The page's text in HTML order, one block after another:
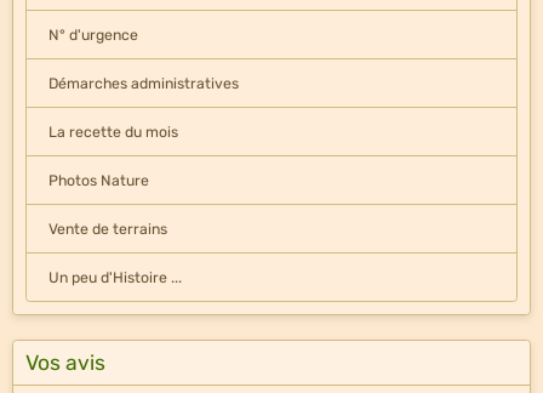
N° d'urgence
Démarches administratives
La recette du mois
Photos Nature
Vente de terrains
Un peu d'Histoire ...
Vos avis